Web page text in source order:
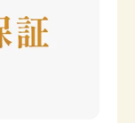
ベルト